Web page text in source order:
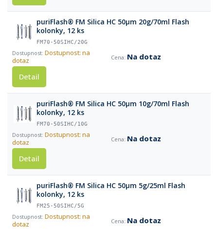
puriFlash® FM Silica HC 50µm 20g/70ml Flash
kolonky, 12 ks
FM70-50SIHC/20G
Dostupnost: na
dotaz
Na dotaz
Detail
puriFlash® FM Silica HC 50µm 10g/70ml Flash
kolonky, 12 ks
FM70-50SIHC/10G
Dostupnost: na
dotaz
Na dotaz
Detail
puriFlash® FM Silica HC 50µm 5g/25ml Flash
kolonky, 12 ks
FM25-50SIHC/5G
Dostupnost: na
dotaz
Na dotaz